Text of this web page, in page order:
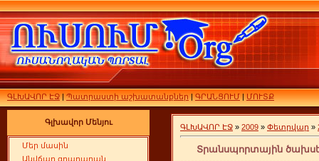
ԳԼԽԱՎՈՐ ԷՋ|Պատրաստի աշխատանքներ|ԳՐԱՆՑՈՒՄ|ՄՈՒՏՔ
Գլխավոր Մենյու
Մեր մասին
Անվճար գրադարան
ԳԼԽԱՎՈՐ ԷՋ » 2009 » Փետրվար »
Տրանսպորտային